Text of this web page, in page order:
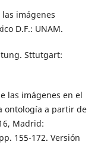
las imágenes
D.F.: UNAM.
Sttutgart:
las imágenes en el
ontología a partir de
Madrid:
155-172. Versión